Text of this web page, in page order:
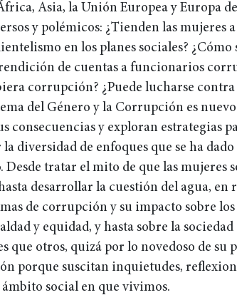
Asia, la Unión Europea y Europa
y polémicos: ¿Tienden las mujeres a
en los planes sociales? ¿Cómo
de cuentas a funcionarios
corrupción? ¿Puede lucharse
del Género y la Corrupción es
consecuencias y exploran estrategias
diversidad de enfoques que se ha
tratar el mito de que las mujeres
desarrollar la cuestión del agua, en
de corrupción y su impacto sobre los
y equidad, y hasta sobre la
que otros, quizá por lo novedoso de su
porque suscitan inquietudes,
social en que vivimos.